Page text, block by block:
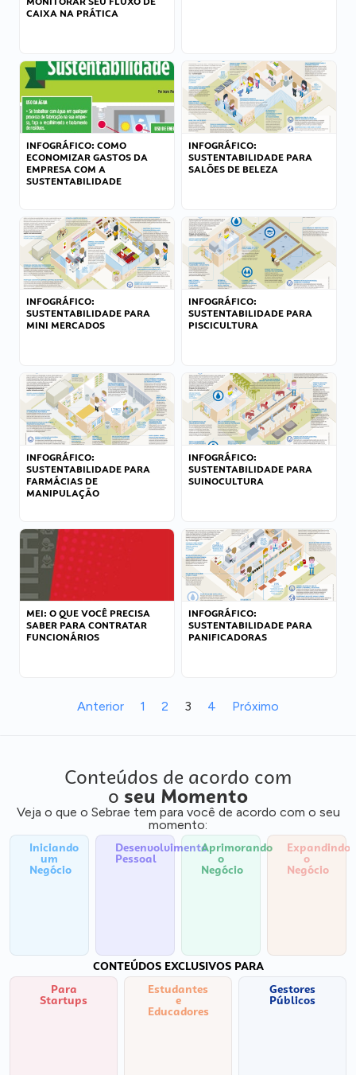
CAIXA NA PRÁTICA
INFOGRÁFICO: COMO
ECONOMIZAR GASTOS DA
EMPRESA COM A
SUSTENTABILIDADE
INFOGRÁFICO:
SUSTENTABILIDADE PARA
SALÕES DE BELEZA
INFOGRÁFICO:
SUSTENTABILIDADE PARA
MINI MERCADOS
INFOGRÁFICO:
SUSTENTABILIDADE PARA
PISCICULTURA
INFOGRÁFICO:
SUSTENTABILIDADE PARA
FARMÁCIAS DE
MANIPULAÇÃO
INFOGRÁFICO:
SUSTENTABILIDADE PARA
SUINOCULTURA
MEI: O QUE VOCÊ PRECISA
SABER PARA CONTRATAR
FUNCIONÁRIOS
INFOGRÁFICO:
SUSTENTABILIDADE PARA
PANIFICADORAS
Anterior 1 2 3 4 Próximo
Conteúdos de acordo com
o seu Momento
Veja o que o Sebrae tem para você de acordo com o seu
momento:
Iniciando
um
Negócio
Desenvolvimento
Pessoal
Aprimorando
o
Negócio
Expandindo
o
Negócio
CONTEÚDOS EXCLUSIVOS PARA
Para
Startups
Estudantes
e
Educadores
Gestores
Públicos